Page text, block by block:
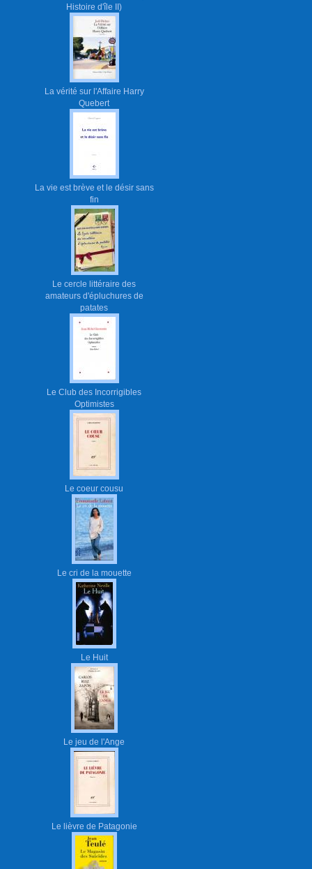
Histoire d'île II)
La vérité sur l'Affaire Harry
Quebert
La vie est brève et le désir sans
fin
Le cercle littéraire des
amateurs d'épluchures de
patates
Le Club des Incorrigibles
Optimistes
Le coeur cousu
Le cri de la mouette
Le Huit
Le jeu de l'Ange
Le lièvre de Patagonie